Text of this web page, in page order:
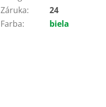
Záruka:
24
Farba: biela